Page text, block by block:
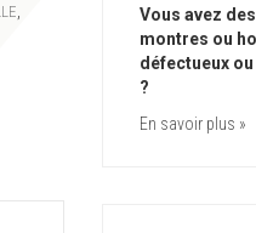
,
Vous avez
montres ou
défectueux
?
En savoir plus »